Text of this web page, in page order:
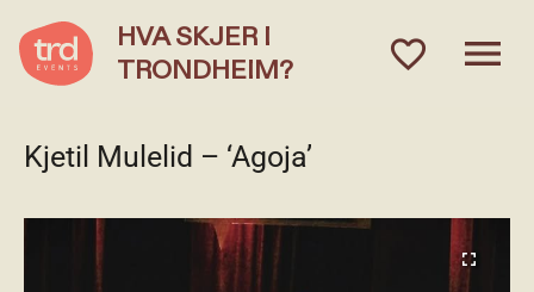
HVA SKJER I
TRONDHEIM?
favorite_outlinedmenu
Kjetil Mulelid – ‘Agoja’
fullscreen